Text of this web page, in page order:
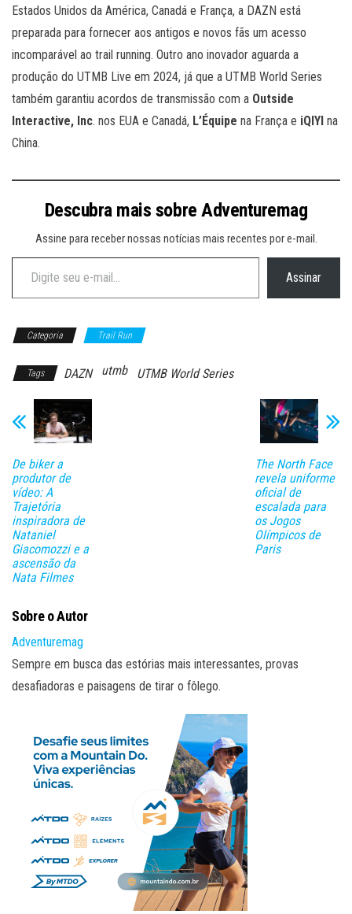
Estados Unidos da América, Canadá e França, a DAZN está
preparada para fornecer aos antigos e novos fãs um acesso
incomparável ao trail running. Outro ano inovador aguarda a
produção do UTMB Live em 2024, já que a UTMB World Series
também garantiu acordos de transmissão com a Outside
Interactive, Inc. nos EUA e Canadá, L’Équipe na França e iQIYI na
China.
Descubra mais sobre Adventuremag
Assine para receber nossas notícias mais recentes por e-mail.
Digite seu e-mail…
Assinar
Categoria Trail Run
Tags DAZN utmb UTMB World Series
De biker a
produtor de
vídeo: A
Trajetória
inspiradora de
Nataniel
Giacomozzi e a
ascensão da
Nata Filmes
The North Face
revela uniforme
oficial de
escalada para
os Jogos
Olímpicos de
Paris
Sobre o Autor
Adventuremag
Sempre em busca das estórias mais interessantes, provas
desafiadoras e paisagens de tirar o fôlego.